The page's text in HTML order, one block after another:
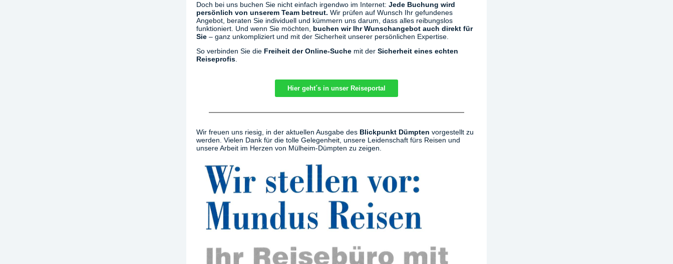
Doch bei uns buchen Sie nicht einfach irgendwo im Internet: Jede Buchung wird
persönlich von unserem Team betreut. Wir prüfen auf Wunsch Ihr gefundenes
Angebot, beraten Sie individuell und kümmern uns darum, dass alles reibungslos
funktioniert. Und wenn Sie möchten, buchen wir Ihr Wunschangebot auch direkt für
Sie – ganz unkompliziert und mit der Sicherheit unserer persönlichen Expertise.
So verbinden Sie die Freiheit der Online-Suche mit der Sicherheit eines echten
Reiseprofis
Hier geht´s in unser Reiseportal
Wir freuen uns riesig, in der aktuellen Ausgabe des Blickpunkt Dümpten vorgestellt zu
werden. Vielen Dank für die tolle Gelegenheit, unsere Leidenschaft fürs Reisen und
unsere Arbeit im Herzen von Mülheim-Dümpten zu zeigen.